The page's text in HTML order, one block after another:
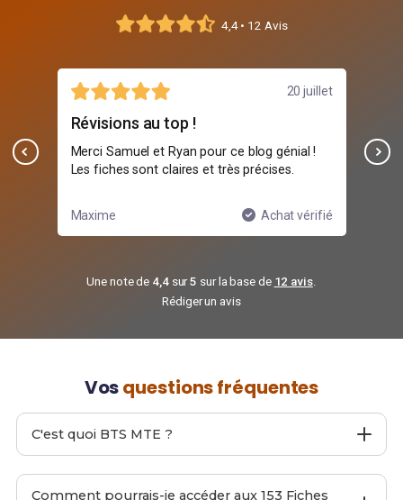
4,4 • 12 Avis
génial !
11 juillet
Utile mais incomplet
Les fiches sont bonnes mais j’aurais aimé
plus de détails sur la thermodynamique.
Achat vérifié
Une note de 4,4sur5 sur la base de 12 avis.
Rédiger un avis
Vosquestions fréquentes
C'est quoi BTS MTE ?
BTS MTEest un site web proposant153 Fiches de
Révisionpour leBTS MTEafin de t'aider à préparer ton
Comment pourrais-je accéder aux 153 Fiches